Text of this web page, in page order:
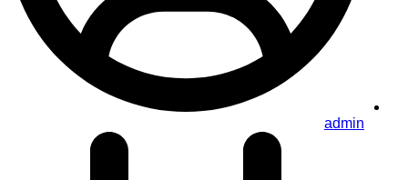
admin